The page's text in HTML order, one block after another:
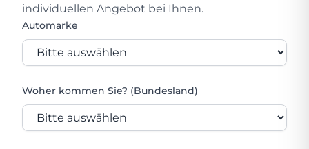
individuellen Angebot bei Ihnen.
Automarke
Woher kommen Sie? (Bundesland)